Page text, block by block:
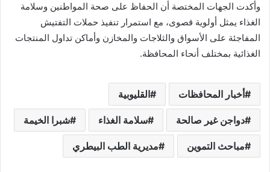
وأكدت الجهات المختصة أن الحفاظ على صحة المواطنين وسلامة
الغذاء يمثل أولوية قصوى، مع استمرار تنفيذ حملات التفتيش
المفاجئة على الأسواق والثلاجات والمخازن وأماكن تداول المنتجات
الغذائية بمختلف أنحاء المحافظة.
أخبار المحافظات القليوبية
دواجن غير صالحة سلامة الغذاء شبرا الخيمة
مباحث التموين مديرية الطب البيطري